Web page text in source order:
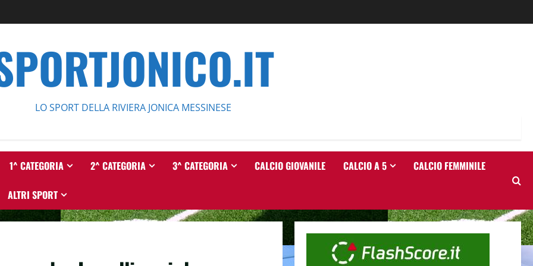
LO SPORT DELLA RIVIERA JONICA MESSINESE
1^ CATEGORIA 2^ CATEGORIA 3^ CATEGORIA CALCIO GIOVANILE CALCIO A 5 CALCIO FEMMINILE
ALTRI SPORT